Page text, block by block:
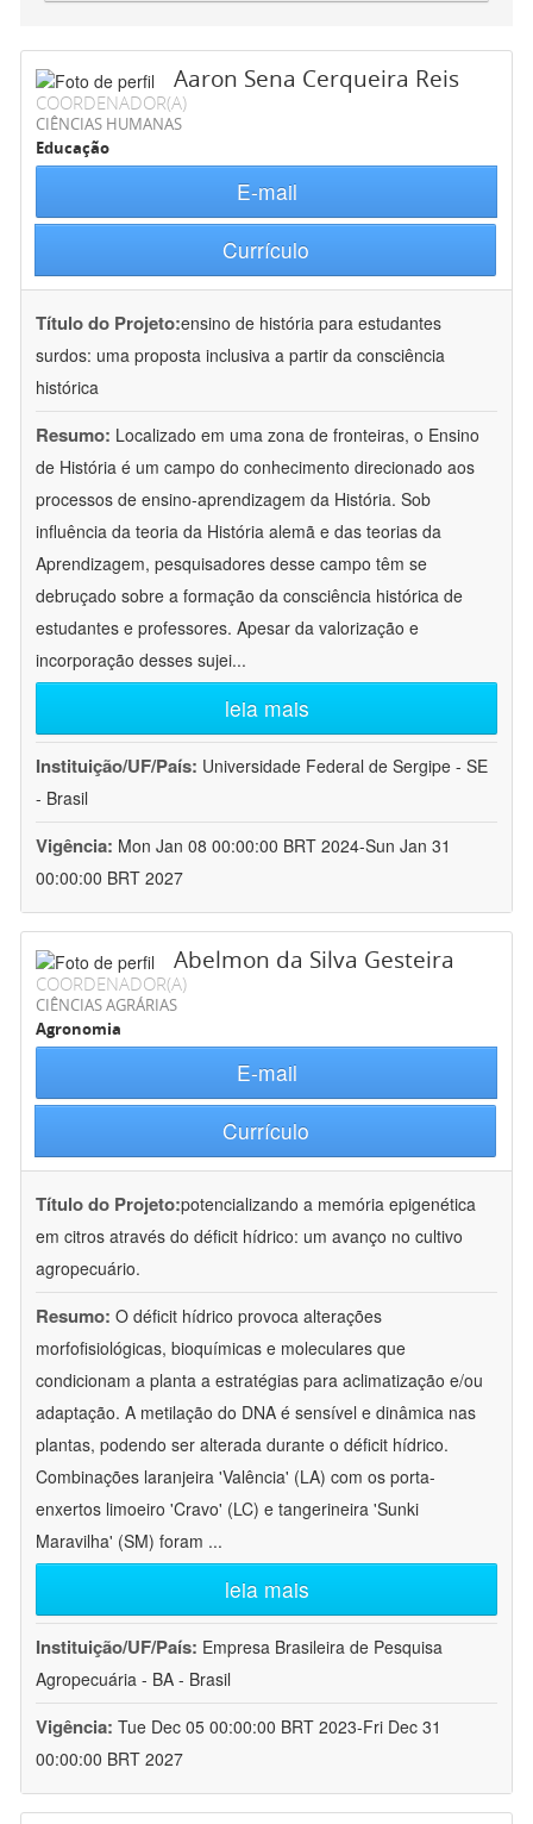
Aaron Sena Cerqueira Reis
COORDENADOR(A)
CIÊNCIAS HUMANAS
Educação
E-mail
Currículo
Título do Projeto:ensino de história para estudantes
surdos: uma proposta inclusiva a partir da consciência
histórica
Resumo: Localizado em uma zona de fronteiras, o Ensino
de História é um campo do conhecimento direcionado aos
processos de ensino-aprendizagem da História. Sob
influência da teoria da História alemã e das teorias da
Aprendizagem, pesquisadores desse campo têm se
debruçado sobre a formação da consciência histórica de
estudantes e professores. Apesar da valorização e
incorporação desses sujei...
leia mais
Instituição/UF/País: Universidade Federal de Sergipe - SE
- Brasil
Vigência: Mon Jan 08 00:00:00 BRT 2024-Sun Jan 31
00:00:00 BRT 2027
Abelmon da Silva Gesteira
COORDENADOR(A)
CIÊNCIAS AGRÁRIAS
Agronomia
E-mail
Currículo
Título do Projeto:potencializando a memória epigenética
em citros através do déficit hídrico: um avanço no cultivo
agropecuário.
Resumo: O déficit hídrico provoca alterações
morfofisiológicas, bioquímicas e moleculares que
condicionam a planta a estratégias para aclimatização e/ou
adaptação. A metilação do DNA é sensível e dinâmica nas
plantas, podendo ser alterada durante o déficit hídrico.
Combinações laranjeira 'Valência' (LA) com os porta-
enxertos limoeiro 'Cravo' (LC) e tangerineira 'Sunki
Maravilha' (SM) foram ...
leia mais
Instituição/UF/País: Empresa Brasileira de Pesquisa
Agropecuária - BA - Brasil
Vigência: Tue Dec 05 00:00:00 BRT 2023-Fri Dec 31
00:00:00 BRT 2027